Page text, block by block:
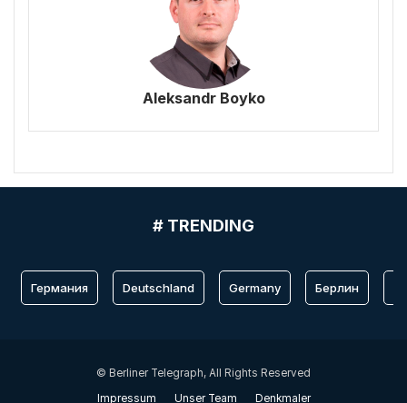
Aleksandr Boyko
# TRENDING
Германия Deutschland Germany Берлин
© Berliner Telegraph, All Rights Reserved
Impressum
Unser Team Denkmaler